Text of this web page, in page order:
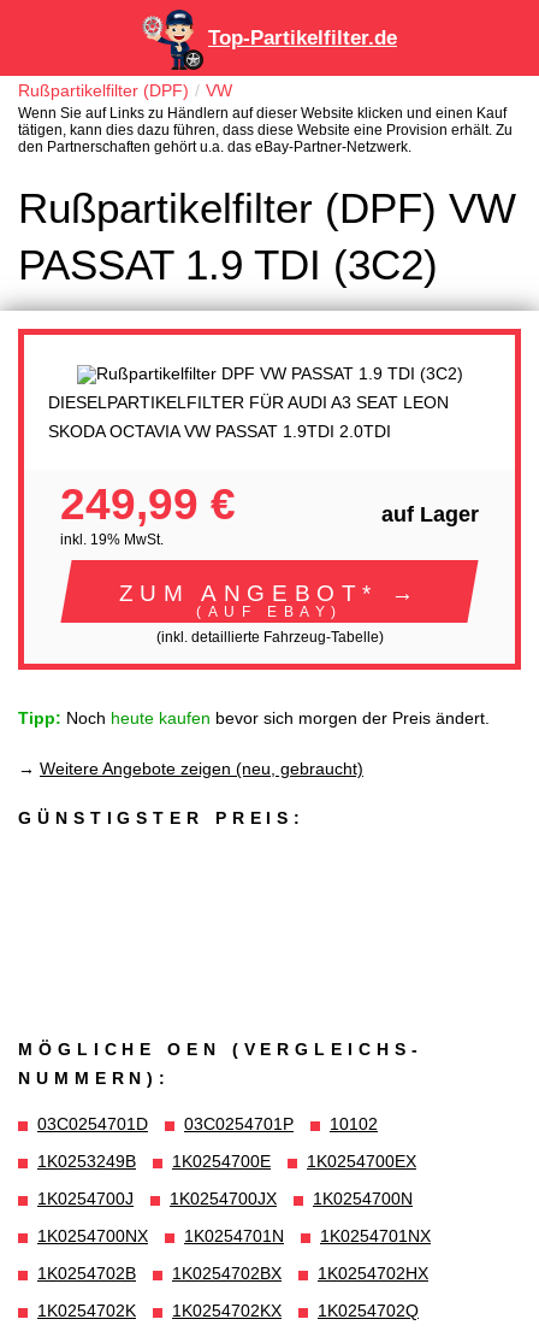
Top-Partikelfilter.de
Rußpartikelfilter (DPF) VW
Wenn Sie auf Links zu Händlern auf dieser Website klicken und einen Kauf
tätigen, kann dies dazu führen, dass diese Website eine Provision erhält. Zu
den Partnerschaften gehört u.a. das eBay-Partner-Netzwerk.
Rußpartikelfilter (DPF) VW
PASSAT 1.9 TDI (3C2)
DIESELPARTIKELFILTER FÜR AUDI A3 SEAT LEON
SKODA OCTAVIA VW PASSAT 1.9TDI 2.0TDI
249,99 €
inkl. 19% MwSt.
auf Lager
ZUM ANGEBOT* →
(AUF EBAY)
(inkl. detaillierte Fahrzeug-Tabelle)
Tipp: Noch heute kaufen bevor sich morgen der Preis ändert.
→ Weitere Angebote zeigen (neu, gebraucht)
GÜNSTIGSTER PREIS:
MÖGLICHE OEN (VERGLEICHS­
NUMMERN):
03C0254701D 03C0254701P
10102
1K0253249B
1K0254700E
1K0254700EX
1K0254700J
1K0254700JX
1K0254700N
1K0254700NX
1K0254701N
1K0254701NX
1K0254702B
1K0254702BX
1K0254702HX
1K0254702K
1K0254702KX
1K0254702Q